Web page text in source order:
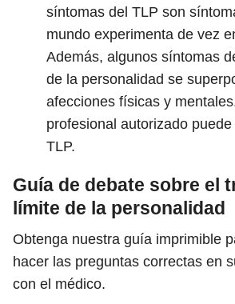
síntomas del TLP son
mundo experimenta de vez
Además, algunos síntomas
de la personalidad se
afecciones físicas y
profesional autorizado puede
TLP.
Guía de debate sobre el
límite de la personalidad
Obtenga nuestra guía imprimible
hacer las preguntas correctas en
con el médico.